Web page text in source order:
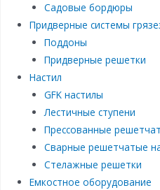
Садовые бордюры
Придверные системы
Поддоны
Придверные решетки
Настил
GFK настилы
Лестичные ступени
Прессованные
Сварные решетчатые
Стелажные решетки
Емкостное оборудование